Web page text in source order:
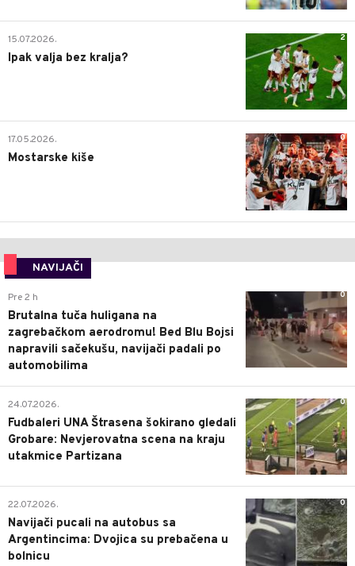
2
15.07.2026.
Ipak valja bez kralja?
0
17.05.2026.
Mostarske kiše
NAVIJAČI
0
Pre 2 h
Brutalna tuča huligana na
zagrebačkom aerodromu! Bed Blu Bojsi
napravili sačekušu, navijači padali po
automobilima
0
24.07.2026.
Fudbaleri UNA Štrasena šokirano gledali
Grobare: Nevjerovatna scena na kraju
utakmice Partizana
0
22.07.2026.
Navijači pucali na autobus sa
Argentincima: Dvojica su prebačena u
bolnicu